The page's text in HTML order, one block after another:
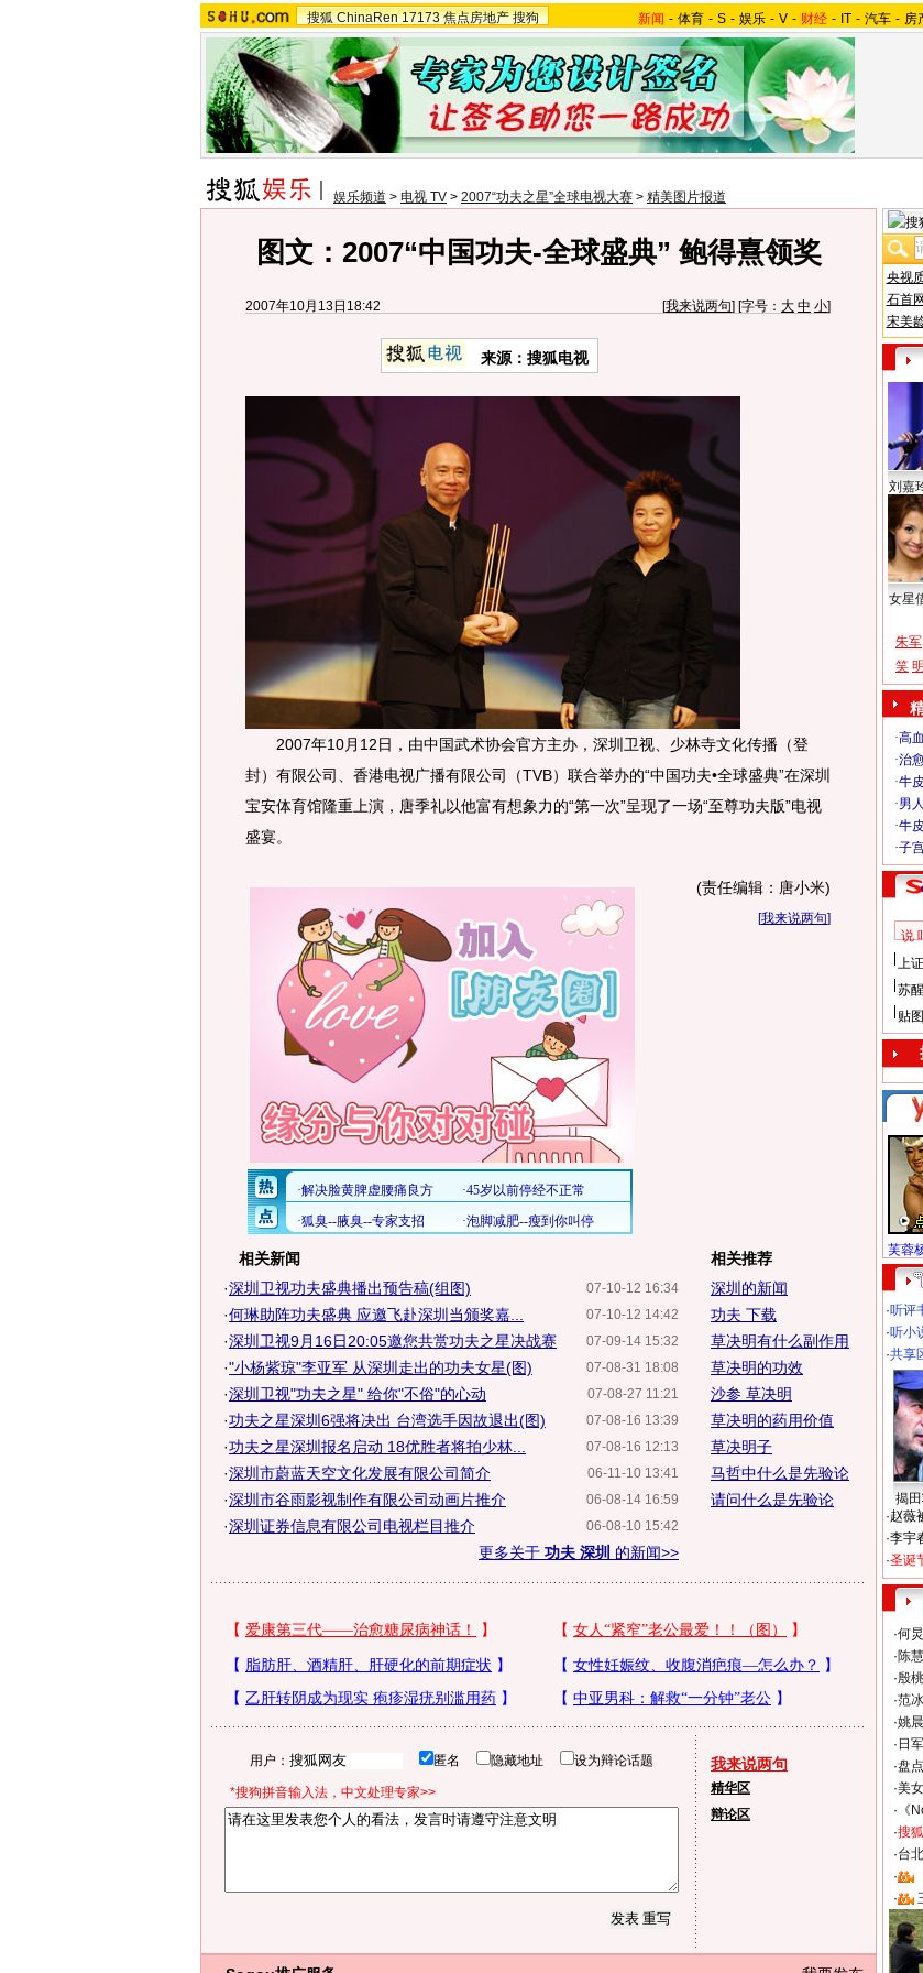
搜狐 ChinaRen 17173 焦点房地产 搜狗 新闻 - 体育 - S - 娱乐 - V - 财经 - IT - 汽车 - 房
娱乐频道 > 电视 TV > 2007“功夫之星”全球电视大赛 > 精美图片报道
图文：2007“中国功夫-全球盛典” 鲍得熹领奖
2007年10月13日18:42 [我来说两句] [字号： 大 中 小]
来源：搜狐电视
2007年10月12日，由中国武术协会官方主办，深圳卫视、少林寺文化传播（登
封）有限公司、香港电视广播有限公司（TVB）联合举办的“中国功夫•全球盛典”在深圳
宝安体育馆隆重上演，唐季礼以他富有想象力的“第一次”呈现了一场“至尊功夫版”电视
盛宴。
(责任编辑：唐小米)
[我来说两句]
相关新闻
07-10-12 16:34
·深圳卫视功夫盛典播出预告稿(组图)
07-10-12 14:42
·何琳助阵功夫盛典 应邀飞赴深圳当颁奖嘉...
07-09-14 15:32
·深圳卫视9月16日20:05邀您共赏功夫之星决战赛
07-08-31 18:08
·"小杨紫琼"李亚军 从深圳走出的功夫女星(图)
07-08-27 11:21
·深圳卫视"功夫之星" 给你"不俗"的心动
07-08-16 13:39
·功夫之星深圳6强将决出 台湾选手因故退出(图)
07-08-16 12:13
·功夫之星深圳报名启动 18优胜者将拍少林...
06-11-10 13:41
·深圳市蔚蓝天空文化发展有限公司简介
06-08-14 16:59
·深圳市谷雨影视制作有限公司动画片推介
06-08-10 15:42
·深圳证券信息有限公司电视栏目推介
更多关于 功夫 深圳 的新闻>>
相关推荐
深圳的新闻
功夫 下载
草决明有什么副作用
草决明的功效
沙参 草决明
草决明的药用价值
草决明子
马哲中什么是先验论
请问什么是先验论
用户： 匿名 隐藏地址 设为辩论话题
*搜狗拼音输入法，中文处理专家>>
我来说两句
精华区
辩论区
央视
石首
宋美
刘嘉
女星
朱军
笑
说
上
苏
贴
芙蓉
·听评
·听小
·共享
揭
·赵薇
·李宇
·圣诞
·何
·陈
·殷
·范
·姚
· 日
·盘
·美
· 《
·搜
·台
·
·